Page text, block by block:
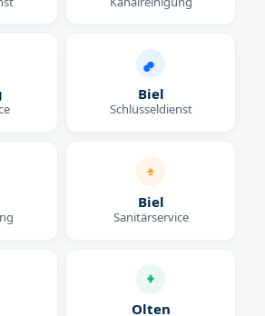
Biel
Schlüsseldienst
Biel
Sanitärservice
Olten